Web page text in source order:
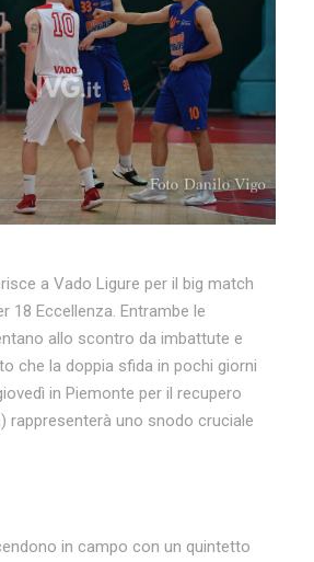
a Vado Ligure per il big match
18 Eccellenza. Entrambe le
allo scontro da imbattute e
che la doppia sfida in pochi giorni
in Piemonte per il recupero
rappresenterà uno snodo cruciale
in campo con un quintetto